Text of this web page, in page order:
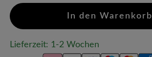
In den Warenkorb
Lieferzeit: 1-2 Wochen